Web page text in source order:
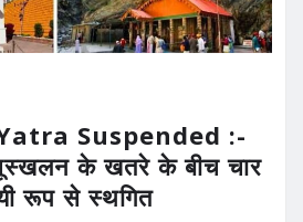
Suspended :-
के खतरे के बीच चार
रूप से स्थगित